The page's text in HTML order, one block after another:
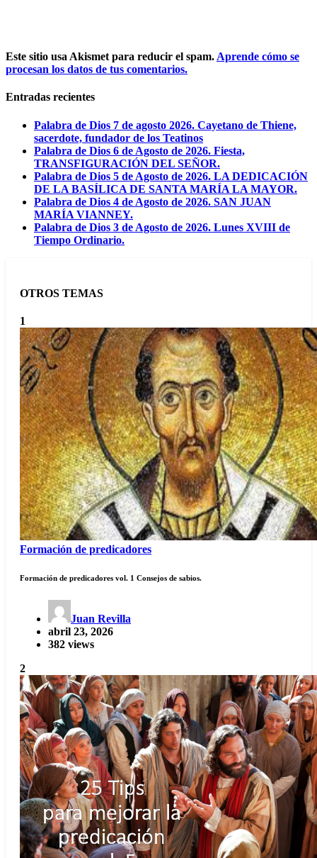
Este sitio usa Akismet para reducir el spam. Aprende cómo se
procesan los datos de tus comentarios.
Entradas recientes
Palabra de Dios 7 de agosto 2026. Cayetano de Thiene,
sacerdote, fundador de los Teatinos
Palabra de Dios 6 de Agosto de 2026. Fiesta,
TRANSFIGURACIÓN DEL SEÑOR.
Palabra de Dios 5 de Agosto de 2026. LA DEDICACIÓN
DE LA BASÍLICA DE SANTA MARÍA LA MAYOR.
Palabra de Dios 4 de Agosto de 2026. SAN JUAN
MARÍA VIANNEY.
Palabra de Dios 3 de Agosto de 2026. Lunes XVIII de
Tiempo Ordinario.
OTROS TEMAS
1
Formación de predicadores
Formación de predicadores vol. 1 Consejos de sabios.
Juan Revilla
abril 23, 2026
382 views
2